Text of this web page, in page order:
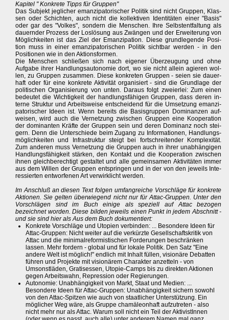
Kapitel " Konkrete Tipps für Gruppen"
Das Subjekt jeglicher emanzipatorischer Politik sind nicht Gruppen, Klas-
sen oder Schichten, auch nicht die kollektiven Identitäten einer "Basis"
oder gar des "Volkes", sondern die Menschen. Ihre Selbstentfaltung als
dauernder Prozess der Loslösung aus Zwängen und der Erweiterung von
Möglichkeiten ist das Ziel der Emanzipation. Diese grundlegende Posi-
tion muss in einer emanzipatorischen Politik sichtbar werden - in den
Positionen wie in den Aktionsformen.
Die Menschen schließen sich nach eigener Überzeugung und ohne
Aufgabe ihrer Handlungsautonomie dort, wo sie nicht allein agieren wol-
len, zu Gruppen zusammen. Diese konkreten Gruppen - seien sie dauer-
haft oder für eine konkrete Aktivität organisiert - sind die Grundlage der
politischen Organisierung von unten. Daraus folgt zweierlei: Zum einen
bedeutet die Wichtigkeit der handlungsfähigen Gruppen, dass deren in-
terne Struktur und Arbeitsweise entscheidend für die Umsetzung emanzi-
patorischer Ideen ist. Wenn bereits die Basisgruppen Dominanzen auf-
weisen, wird auch die Vernetzung zwischen Gruppen eine Kooperation
der dominanten Kräfte der Gruppen sein und deren Dominanz noch stei-
gern. Denn die Unterschiede beim Zugang zu Informationen, Handlungs-
möglichkeiten und Infrastruktur steigt bei fortschreitender Komplexität.
Zum anderen muss Vernetzung die Gruppen auch in ihrer unabhängigen
Handlungsfähigkeit stärken, den Kontakt und die Kooperation zwischen
ihnen gleichberechtigt gestaltet und alle gemeinsamen Aktivitäten immer
aus dem Willen der Gruppen entspringen und in der von den jeweils Inte-
ressierten entworfenen Art verwirklicht werden.
Im Anschluß an diesen Text folgen umfangreiche Vorschläge für konkrete
Aktionen. Sie gelten überwiegend nicht nur für Attac-Gruppen. Unter den
Vorschlägen sind im Buch einige als speziell auf Attac bezogen
bezeichnet worden. Diese bilden jeweils einen Punkt in jedem Abschnitt -
und sie sind hier als Aus dem Buch dokumentiert:
Konkrete Vorschläge und Utopien verbinden: ... Besondere Ideen für
Attac-Gruppen: Nicht weiter auf die verkürzte Gesellschaftskritik von
Attac und die minimalreformistischen Forderungen beschränken
lassen. Mehr fordern - global und für lokale Politik. Den Satz "Eine
andere Welt ist möglich!" endlich mit Inhalt füllen, visionäre Debatten
führen und Projekte mit visionärem Charakter anzetteln - von
Umsonstläden, Gratisessen, Utopie-Camps bis zu direkten Aktionen
gegen Arbeitswahn, Repression oder Regierungen.
Autonomie: Unabhängigkeit von Markt, Staat und Medien: ...
Besondere Ideen für Attac-Gruppen: Unabhängigkeit sichern sowohl
von den Attac-Spitzen wie auch von staatlicher Unterstützung. Ein
möglicher Weg wäre, als Gruppe chamäleonhaft aufzutreten - also
nicht mehr nur als Attac. Warum soll nicht ein Teil der AktivistInnen